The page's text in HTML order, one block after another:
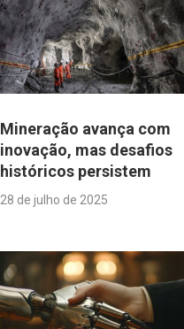
Mineração avança com
inovação, mas desafios
históricos persistem
28 de julho de 2025